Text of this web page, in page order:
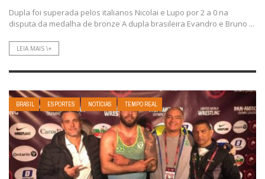
Dupla foi superada pelos italianos Nicolai e Lupo por 2 a 0 na
disputa da medalha de bronze A dupla brasileira Evandro e Bruno ...
LEIA MAIS \+
BRASIL ESPORTES NOTÍCIAS TEMPO REAL